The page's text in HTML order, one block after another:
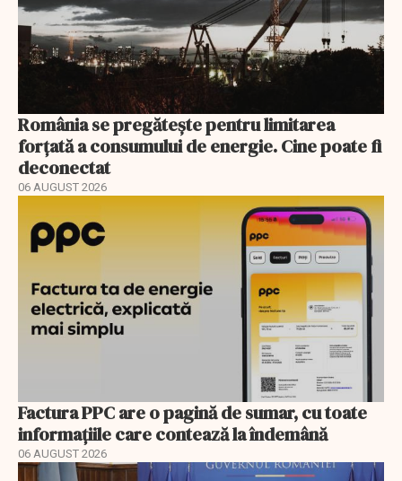
România se pregătește pentru limitarea
forțată a consumului de energie. Cine poate fi
deconectat
06 AUGUST 2026
Factura PPC are o pagină de sumar, cu toate
informațiile care contează la îndemână
06 AUGUST 2026